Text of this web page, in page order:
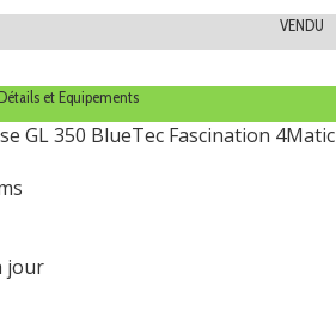
VENDU
et Equipements
GL 350 BlueTec Fascination 4Matic
jour